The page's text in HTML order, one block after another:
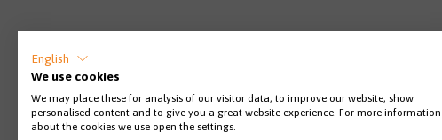
English
We use cookies
We may place these for analysis of our visitor data, to improve our website, show
personalised content and to give you a great website experience. For more information
about the cookies we use open the settings.